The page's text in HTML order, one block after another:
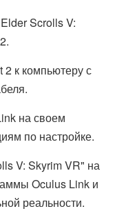
Scrolls V:
к компьютеру с
на своем
по настройке.
V: Skyrim VR" на
Oculus Link и
реальности.